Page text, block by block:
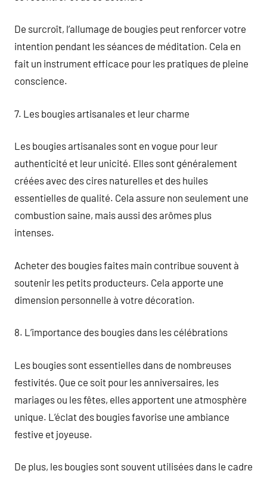
De surcroît, l’allumage de bougies peut renforcer votre
intention pendant les séances de méditation. Cela en
fait un instrument efficace pour les pratiques de pleine
conscience.
7. Les bougies artisanales et leur charme
Les bougies artisanales sont en vogue pour leur
authenticité et leur unicité. Elles sont généralement
créées avec des cires naturelles et des huiles
essentielles de qualité. Cela assure non seulement une
combustion saine, mais aussi des arômes plus
intenses.
Acheter des bougies faites main contribue souvent à
soutenir les petits producteurs. Cela apporte une
dimension personnelle à votre décoration.
8. L’importance des bougies dans les célébrations
Les bougies sont essentielles dans de nombreuses
festivités. Que ce soit pour les anniversaires, les
mariages ou les fêtes, elles apportent une atmosphère
unique. L’éclat des bougies favorise une ambiance
festive et joyeuse.
De plus, les bougies sont souvent utilisées dans le cadre